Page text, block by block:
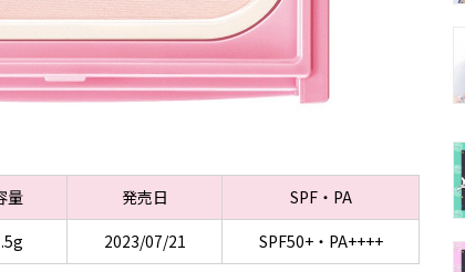
量 発売日
SPF・PA
2023/07/21 SPF50+・PA++++